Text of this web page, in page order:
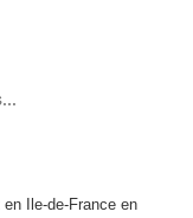
Ile-de-France en